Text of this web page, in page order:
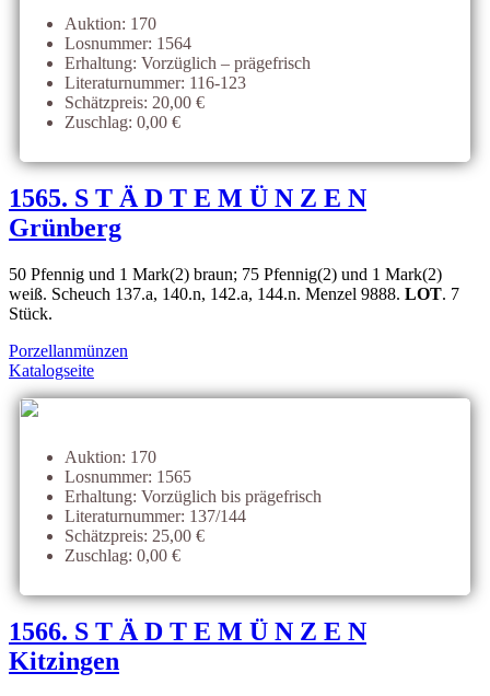
Auktion: 170
Losnummer: 1564
Erhaltung: Vorzüglich – prägefrisch
Literaturnummer: 116-123
Schätzpreis: 20,00 €
Zuschlag: 0,00 €
1565. S T Ä D T E M Ü N Z E N
Grünberg
50 Pfennig und 1 Mark(2) braun; 75 Pfennig(2) und 1 Mark(2)
weiß. Scheuch 137.a, 140.n, 142.a, 144.n. Menzel 9888. LOT. 7
Stück.
Porzellanmünzen
Katalogseite
Auktion: 170
Losnummer: 1565
Erhaltung: Vorzüglich bis prägefrisch
Literaturnummer: 137/144
Schätzpreis: 25,00 €
Zuschlag: 0,00 €
1566. S T Ä D T E M Ü N Z E N
Kitzingen